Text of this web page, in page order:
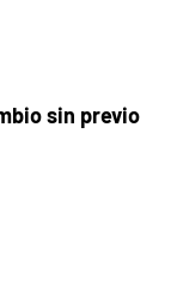
sin previo